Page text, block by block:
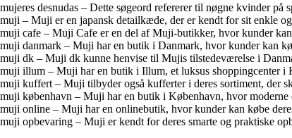
mujeres desnudas – Dette søgeord refererer til nøgne kvinder
muji – Muji er en japansk detailkæde, der er kendt for sit enkle
muji cafe – Muji Cafe er en del af Muji-butikker, hvor kunder
muji danmark – Muji har en butik i Danmark, hvor kunder kan
muji dk – Muji dk kunne henvise til Mujis tilstedeværelse i
muji illum – Muji har en butik i Illum, et luksus shoppingcenter i
muji kuffert – Muji tilbyder også kufferter i deres sortiment, der
muji københavn – Muji har en butik i København, hvor
muji online – Muji har en onlinebutik, hvor kunder kan købe
muji opbevaring – Muji er kendt for deres smarte og praktiske